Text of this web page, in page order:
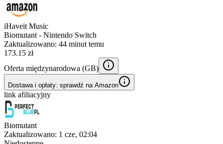
iHaveit Music
Biomutant - Nintendo Switch
Zaktualizowano: 44 minut temu
173.15 zł
Oferta międzynarodowa (GB)
Dostawa i opłaty: sprawdź na Amazon
link afiliacyjny
Biomutant
Zaktualizowano: 1 cze, 02:04